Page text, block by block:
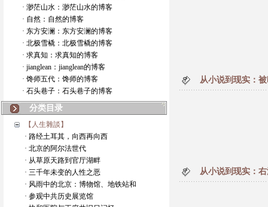
· 渺茫山水：渺茫山水的博客
· 自然：自然的博客
· 东方安澜：东方安澜的博客
· 北极雪橇：北极雪橇的博客
· 求真知：求真知的博客
· jianglean：jianglean的博客
· 馋师五代：馋师的博客
· 石头巷子：石头巷子的博客
分类目录
【人生雜談】
· 路经土耳其，向西再向西
· 北京的阿尔法世代
· 从草原天路到官厅湖畔
· 三千年未变的人性之恶
· 风雨中的北京：博物馆、地铁站和
· 参观中共历史展览馆
从小说到现实：
从小说到现实：